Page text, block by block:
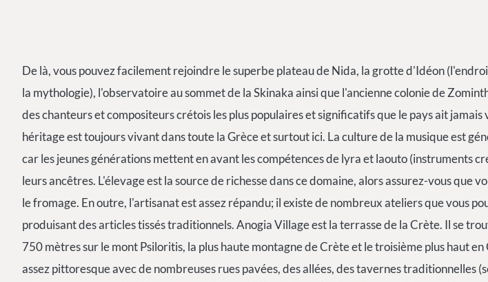
De là, vous pouvez facilement rejoindre le superbe plateau de Nida, la grotte d'Idéon
la mythologie), l'observatoire au sommet de la Skinaka ainsi que l'ancienne colonie de
des chanteurs et compositeurs crétois les plus populaires et significatifs que le pays ait jamais
héritage est toujours vivant dans toute la Grèce et surtout ici. La culture de la musique est
car les jeunes générations mettent en avant les compétences de lyra et laouto (instruments
leurs ancêtres. L'élevage est la source de richesse dans ce domaine, alors assurez-vous que
le fromage. En outre, l'artisanat est assez répandu; il existe de nombreux ateliers que vous
produisant des articles tissés traditionnels. Anogia Village est la terrasse de la Crète. Il se
750 mètres sur le mont Psiloritis, la plus haute montagne de Crète et le troisième plus haut en
assez pittoresque avec de nombreuses rues pavées, des allées, des tavernes traditionnelles